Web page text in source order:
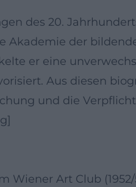
des 20.
Akademie der
er eine
Aus diesen
und die
Wiener Art Club